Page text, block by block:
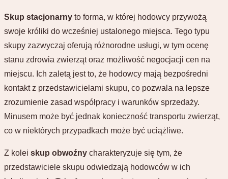
Skup stacjonarny to forma, w której hodowcy przywożą
swoje króliki do wcześniej ustalonego miejsca. Tego typu
skupy zazwyczaj oferują różnorodne usługi, w tym ocenę
stanu zdrowia zwierząt oraz możliwość negocjacji cen na
miejscu. Ich zaletą jest to, że hodowcy mają bezpośredni
kontakt z przedstawicielami skupu, co pozwala na lepsze
zrozumienie zasad współpracy i warunków sprzedaży.
Minusem może być jednak konieczność transportu zwierząt,
co w niektórych przypadkach może być uciążliwe.
Z kolei skup obwoźny charakteryzuje się tym, że
przedstawiciele skupu odwiedzają hodowców w ich